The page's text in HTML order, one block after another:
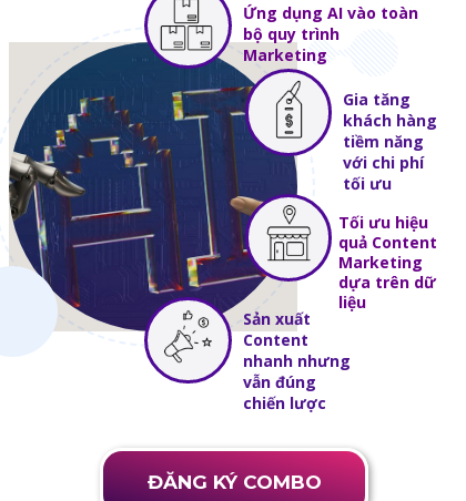
Gia tăng
khách hàng
tiềm năng
với chi phí
tối ưu
Tối ưu hiệu
quả Content
Marketing
dựa trên dữ
liệu
Sản xuất
Content
nhanh nhưng
vẫn đúng
chiến lược
Ứng dụng AI vào toàn
bộ quy trình
Marketing
ĐĂNG KÝ COMBO